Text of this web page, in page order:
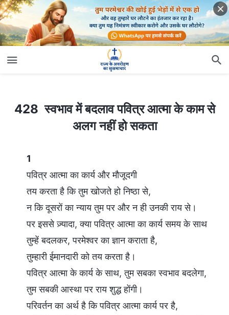
428 स्वभाव में बदलाव पवित्र आत्मा के काम से अलग नहीं हो सकता
428 स्वभाव में बदलाव पवित्र आत्मा के काम से
अलग नहीं हो सकता
1
पवित्र आत्मा का कार्य और मौजूदगी
तय करता है कि तुम खोजते हो निष्ठा से,
न कि दूसरों का न्याय तुम पर और न ही उनकी राय से।
पर इससे ज़्यादा, क्या पवित्र आत्मा का कार्य समय के साथ
तुम्हें बदलकर, परमेश्वर का ज्ञान कराता है,
तुम्हारी ईमानदारी को तय करता है।
पवित्र आत्मा के कार्य के साथ, तुम सबका स्वभाव बदलेगा,
तुम सबकी आस्था पर राय शुद्ध होंगी।
परिवर्तन का अर्थ है कि पवित्र आत्मा कार्य पर है,